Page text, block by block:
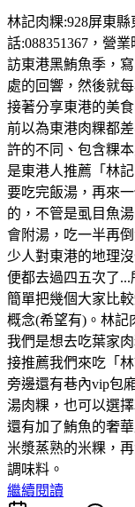
林記肉粿:928屏東
話:088351367，營
訪東港黑鮪魚季，
處的回響，然後就
接著分享東港的美
前以為東港肉粿都
許的不同、包含粿
是東港人推薦「林
要吃完飯湯，再來
的，不管是虱目魚
會附湯，吃一半再
少人對東港的地理
便都去過四五次了...
簡單把幾個大家比
概念(希望有)。林記
我們是想去吃葉家
接推薦我們來吃「
旁邊還有巷內vip包
湯肉粿，也可以選
還有加了鮪魚的奢
米漿蒸熟的米粿，
調味料。
繼續閱讀